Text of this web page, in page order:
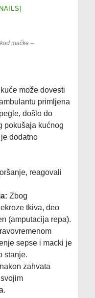
mačke –
može dovesti
primljena
došlo do
pokušaja kućnog
dodatno
reagovali
Zbog
tkiva, deo
(amputacija repa).
sepse i macki je
stanje.
zahvata